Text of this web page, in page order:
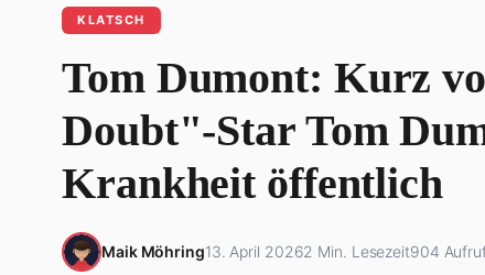
KLATSCH
Tom Dumont: Kurz
Doubt"-Star Tom
Krankheit öffentlich
Maik Möhring13. April 20262 Min. Lesezeit904